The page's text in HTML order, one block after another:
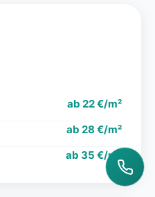
ab 22 €/m²
ab 28 €/m²
ab 35 €/m²